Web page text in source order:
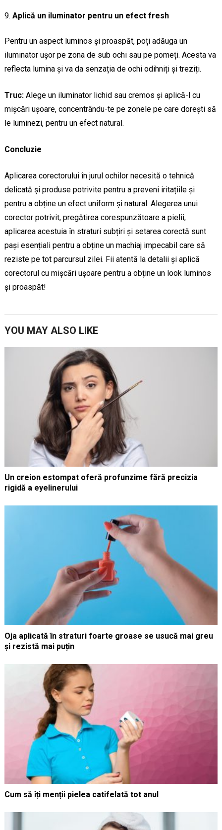
Aplică un iluminator pentru un efect fresh
Pentru un aspect luminos și proaspăt, poți adăuga un
iluminator ușor pe zona de sub ochi sau pe pomeți. Acesta va
reflecta lumina și va da senzația de ochi odihniți și treziți.
Truc:Alege un iluminator lichid sau cremos și aplică-l cu
mișcări ușoare, concentrându-te pe zonele pe care dorești să
le luminezi, pentru un efect natural.
Concluzie
Aplicarea corectorului în jurul ochilor necesită o tehnică
delicată și produse potrivite pentru a preveni iritațiile și
pentru a obține un efect uniform și natural. Alegerea unui
corector potrivit, pregătirea corespunzătoare a pielii,
aplicarea acestuia în straturi subțiri și setarea corectă sunt
pași esențiali pentru a obține un machiaj impecabil care să
reziste pe tot parcursul zilei. Fii atentă la detalii și aplică
corectorul cu mișcări ușoare pentru a obține un look luminos
și proaspăt!
YOU MAY ALSO LIKE
Un creion estompat oferă profunzime fără precizia
rigidă a eyelinerului
Oja aplicată în straturi foarte groase se usucă mai greu
și rezistă mai puțin
Cum să îți menții pielea catifelată tot anul